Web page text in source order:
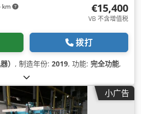
km €15,400
VB 不含增值税
拨打
） , 制造年份: 2019, 功能: 完全功能,
小广告